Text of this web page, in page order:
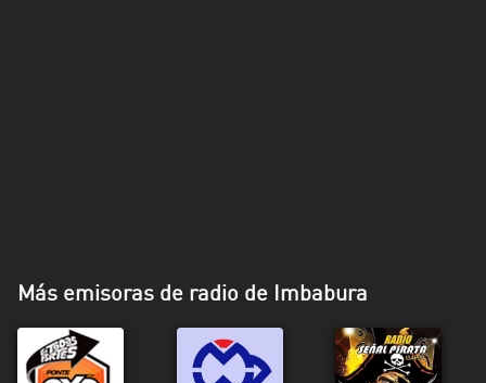
Más emisoras de radio de Imbabura